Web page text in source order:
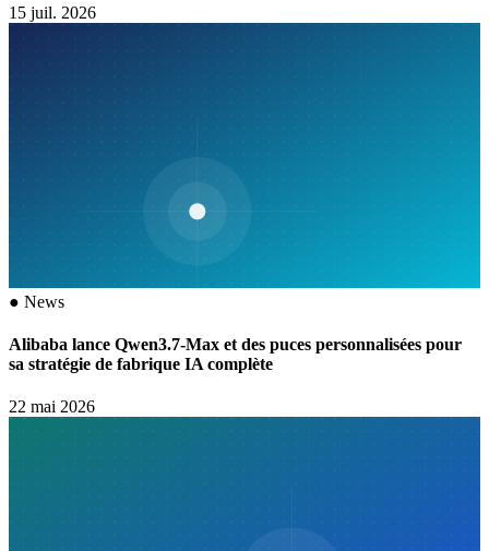
15 juil. 2026
● News
Alibaba lance Qwen3.7-Max et des puces personnalisées pour
sa stratégie de fabrique IA complète
22 mai 2026